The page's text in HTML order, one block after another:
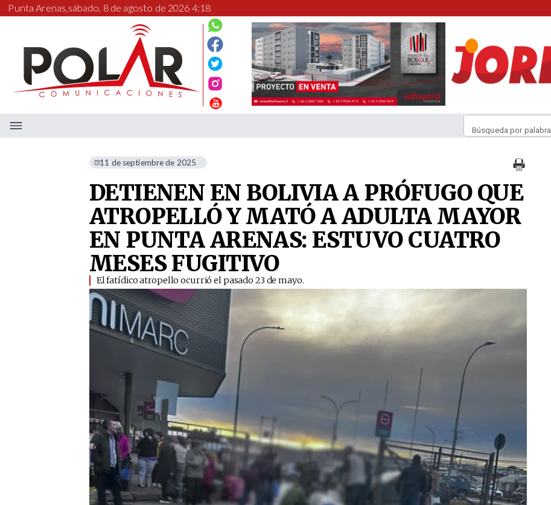
Punta Arenas,sábado, 8 de agosto de 2026 4:18
Búsqueda por palabra
11 de septiembre de 2025
DETIENEN EN BOLIVIA A PRÓFUGO QUE
ATROPELLÓ Y MATÓ A ADULTA MAYOR
EN PUNTA ARENAS: ESTUVO CUATRO
MESES FUGITIVO
​El fatídico atropello ocurrió el pasado 23 de mayo.